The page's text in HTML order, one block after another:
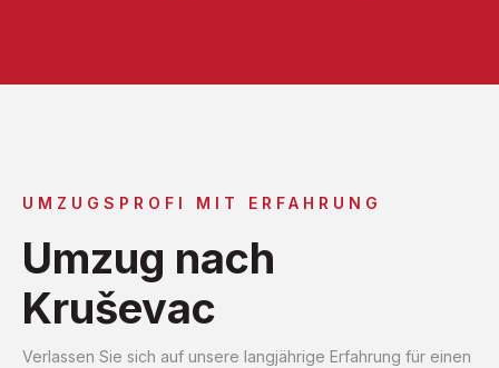
UMZUGSPROFI MIT ERFAHRUNG
Umzug nach
Kruševac
Verlassen Sie sich auf unsere langjährige Erfahrung für einen